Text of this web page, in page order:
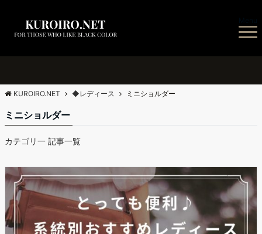
KUROIRO.NET ◆レディース ミニショルダー
ミニショルダー
カテゴリ一 記事一覧